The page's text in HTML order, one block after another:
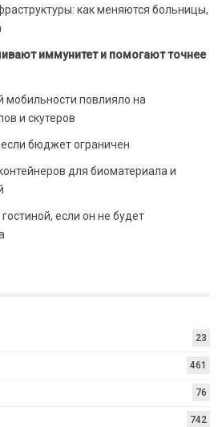
как меняются больницы,
иммунитет и помогают точнее
мобильности повлияло на
и скутеров
бюджет ограничен
для биоматериала и
если он не будет
23
461
76
742